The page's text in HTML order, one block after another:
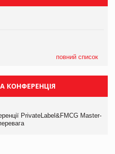
повний список
КОНФЕРЕНЦІЯ
PrivateLabel&FMCG Master-